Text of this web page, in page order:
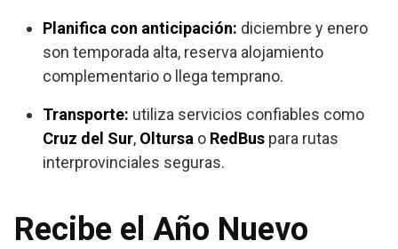
Planifica con anticipación: diciembre y enero
son temporada alta, reserva alojamiento
complementario o llega temprano.
Transporte: utiliza servicios confiables como
Cruz del Sur, Oltursa o RedBus para rutas
interprovinciales seguras.
Recibe el Año Nuevo